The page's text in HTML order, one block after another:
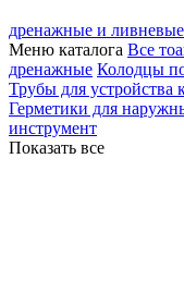
дренажные и ливневые
Меню каталога Все
дренажные Колодцы
Трубы для устройства
Герметики для
инструмент
Показать все